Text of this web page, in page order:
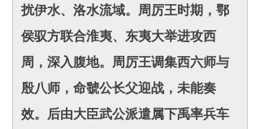
扰伊水、洛水流域。周厉王时期，鄂
侯驭方联合淮夷、东夷大举进攻西
周，深入腹地。周厉王调集西六师与
殷八师，命虢公长父迎战，未能奏
效。后由大臣武公派遣属下禹率兵车